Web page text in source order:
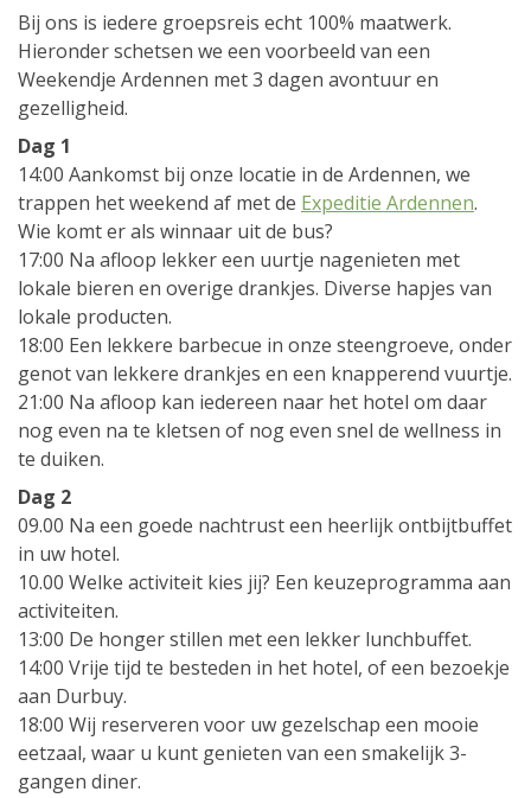
Bij ons is iedere groepsreis echt 100% maatwerk.
Hieronder schetsen we een voorbeeld van een
Weekendje Ardennen met 3 dagen avontuur en
gezelligheid.
Dag 1
14:00 Aankomst bij onze locatie in de Ardennen, we
trappen het weekend af met de Expeditie Ardennen.
Wie komt er als winnaar uit de bus?
17:00 Na afloop lekker een uurtje nagenieten met
lokale bieren en overige drankjes. Diverse hapjes van
lokale producten.
18:00 Een lekkere barbecue in onze steengroeve, onder
genot van lekkere drankjes en een knapperend vuurtje.
21:00 Na afloop kan iedereen naar het hotel om daar
nog even na te kletsen of nog even snel de wellness in
te duiken.
Dag 2
09.00 Na een goede nachtrust een heerlijk ontbijtbuffet
in uw hotel.
10.00 Welke activiteit kies jij? Een keuzeprogramma aan
activiteiten.
13:00 De honger stillen met een lekker lunchbuffet.
14:00 Vrije tijd te besteden in het hotel, of een bezoekje
aan Durbuy.
18:00 Wij reserveren voor uw gezelschap een mooie
eetzaal, waar u kunt genieten van een smakelijk 3-
gangen diner.